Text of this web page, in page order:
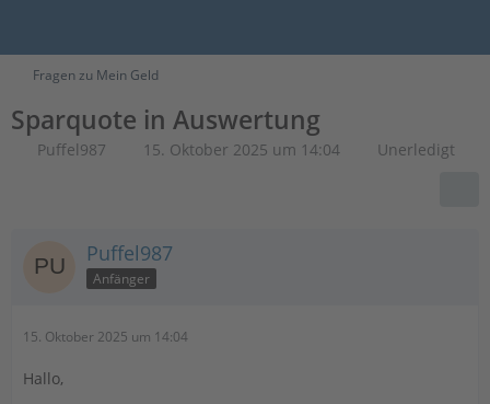
Fragen zu Mein Geld
Sparquote in Auswertung
Puffel987 15. Oktober 2025 um 14:04 Unerledigt
Puffel987
Anfänger
15. Oktober 2025 um 14:04
Hallo,